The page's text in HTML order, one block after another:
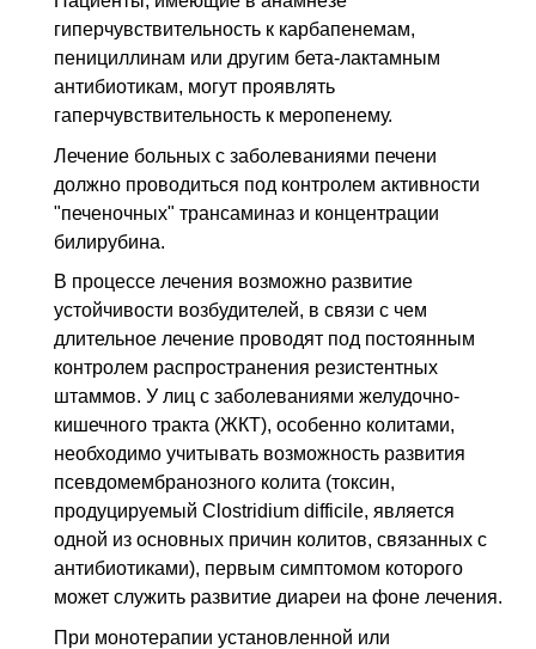
гиперчувствительность к карбапенемам,
пенициллинам или другим бета-лактамным
антибиотикам, могут проявлять
гаперчувствительность к меропенему.
Лечение больных с заболеваниями печени
должно проводиться под контролем активности
"печеночных" трансаминаз и концентрации
билирубина.
В процессе лечения возможно развитие
устойчивости возбудителей, в связи с чем
длительное лечение проводят под постоянным
контролем распространения резистентных
штаммов. У лиц с заболеваниями желудочно-
кишечного тракта (ЖКТ), особенно колитами,
необходимо учитывать возможность развития
псевдомембранозного колита (токсин,
продуцируемый Clostridium difficile, является
одной из основных причин колитов, связанных с
антибиотиками), первым симптомом которого
может служить развитие диареи на фоне лечения.
При монотерапии установленной или